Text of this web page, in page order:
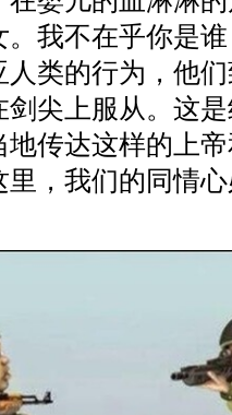
我不在乎你是
类的行为，他
尖上服从。这
传达这样的上
里，我们的同情